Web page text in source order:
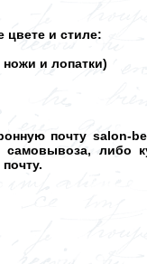
цвете и стиле:
и лопатки)
почту
либо